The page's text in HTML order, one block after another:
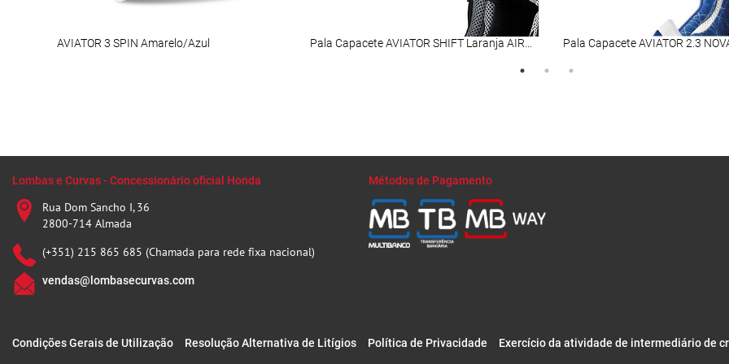
AVIATOR 3 SPIN Amarelo/Azul
Lombas e Curvas - Concessionário oficial Honda
Rua Dom Sancho I, 36
2800-714 Almada
(+351) 215 865 685 (Chamada para rede fixa nacional)
vendas@lombasecurvas.com
Métodos de Pagamento
Condições Gerais de Utilização Resolução Alternativa de Litígios Política de Privacidade Exercício da atividade de intermediário de